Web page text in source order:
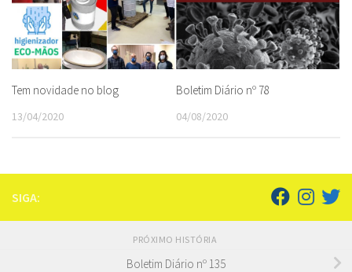
Tem novidade no blog
13/04/2020
Boletim Diário nº 78
04/08/2020
SIGA:
PRÓXIMO HISTÓRIA
Boletim Diário nº 135